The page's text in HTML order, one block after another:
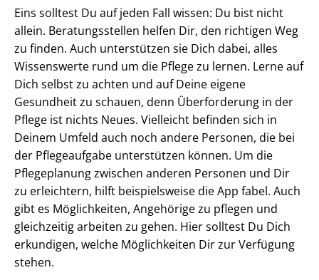
Eins solltest Du auf jeden Fall wissen: Du bist nicht
allein. Beratungsstellen helfen Dir, den richtigen Weg
zu finden. Auch unterstützen sie Dich dabei, alles
Wissenswerte rund um die Pflege zu lernen. Lerne auf
Dich selbst zu achten und auf Deine eigene
Gesundheit zu schauen, denn Überforderung in der
Pflege ist nichts Neues. Vielleicht befinden sich in
Deinem Umfeld auch noch andere Personen, die bei
der Pflegeaufgabe unterstützen können. Um die
Pflegeplanung zwischen anderen Personen und Dir
zu erleichtern, hilft beispielsweise die App fabel. Auch
gibt es Möglichkeiten, Angehörige zu pflegen und
gleichzeitig arbeiten zu gehen. Hier solltest Du Dich
erkundigen, welche Möglichkeiten Dir zur Verfügung
stehen.